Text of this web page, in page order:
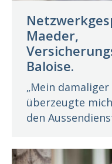
Maeder,
Baloise.
„Mein
überzeugte
den